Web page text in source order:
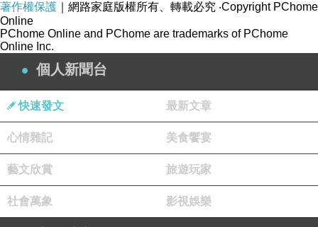
這個應該是日晷吧
從守禮門看下去的風景
這裡就是可以買門票進去的，我們團不知為何沒進去
著作權保護 ｜網路家庭版權所有、轉載必究 ‧Copyright PChome
Online
PChome Online and PChome are trademarks of PChome
Online Inc.
個人新聞台
快速發文 最新文章
心情雜記 美食饗宴
藝文欣賞 旅遊玩家
社會萬象 影視娛樂